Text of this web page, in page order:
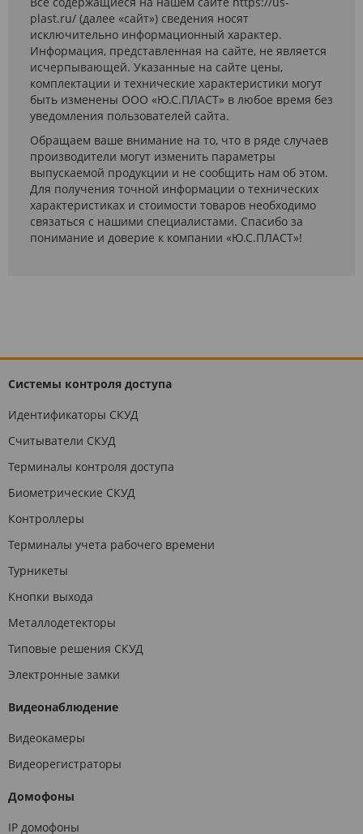
plast.ru/ (далее «сайт») сведения носят
исключительно информационный характер.
Информация, представленная на сайте, не является
исчерпывающей. Указанные на сайте цены,
комплектации и технические характеристики могут
быть изменены ООО «Ю.С.ПЛАСТ» в любое время без
уведомления пользователей сайта.
Обращаем ваше внимание на то, что в ряде случаев
производители могут изменить параметры
выпускаемой продукции и не сообщить нам об этом.
Для получения точной информации о технических
характеристиках и стоимости товаров необходимо
связаться с нашими специалистами. Спасибо за
понимание и доверие к компании «Ю.С.ПЛАСТ»!
Системы контроля доступа
Идентификаторы СКУД
Считыватели СКУД
Терминалы контроля доступа
Биометрические СКУД
Контроллеры
Терминалы учета рабочего времени
Турникеты
Кнопки выхода
Металлодетекторы
Типовые решения СКУД
Электронные замки
Видеонаблюдение
Видеокамеры
Видеорегистраторы
Домофоны
IP домофоны